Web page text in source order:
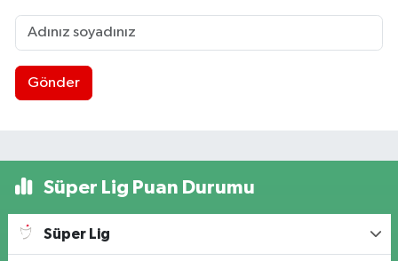
Gönder
Süper Lig Puan Durumu
Süper Lig